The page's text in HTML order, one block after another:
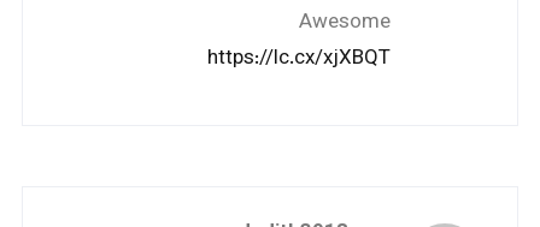
Awesome
https://lc.cx/xjXBQT